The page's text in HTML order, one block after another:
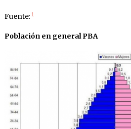
Fuente: 1
Población en general PBA